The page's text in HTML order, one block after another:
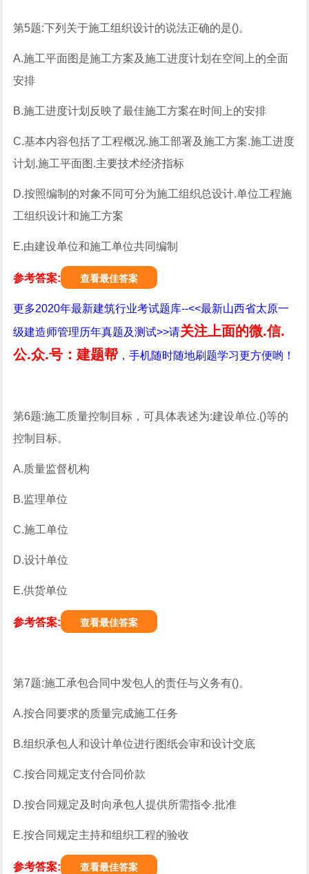
第5题:下列关于施工组织设计的说法正确的是()。
A.施工平面图是施工方案及施工进度计划在空间上的全面
安排
B.施工进度计划反映了最佳施工方案在时间上的安排
C.基本内容包括了工程概况.施工部署及施工方案.施工进度
计划.施工平面图.主要技术经济指标
D.按照编制的对象不同可分为施工组织总设计.单位工程施
工组织设计和施工方案
E.由建设单位和施工单位共同编制
参考答案: 查看最佳答案
更多2020年最新建筑行业考试题库--<<最新山西省太原一
级建造师管理历年真题及测试>>请关注上面的微.信.
公.众.号：建题帮 ，手机随时随地刷题学习更方便哟！
第6题:施工质量控制目标，可具体表述为:建设单位.()等的
控制目标。
A.质量监督机构
B.监理单位
C.施工单位
D.设计单位
E.供货单位
参考答案: 查看最佳答案
第7题:施工承包合同中发包人的责任与义务有()。
A.按合同要求的质量完成施工任务
B.组织承包人和设计单位进行图纸会审和设计交底
C.按合同规定支付合同价款
D.按合同规定及时向承包人提供所需指令.批准
E.按合同规定主持和组织工程的验收
参考答案: 查看最佳答案